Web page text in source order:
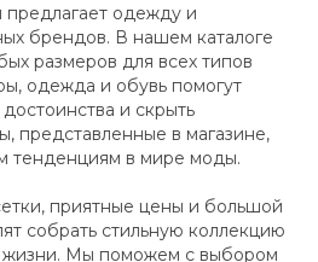
одежду и
брендов. В нашем каталоге
размеров для всех типов
одежда и обувь помогут
и скрыть
представленные в магазине,
тенденциям в мире моды.
приятные цены и большой
собрать стильную коллекцию
жизни. Мы поможем с выбором